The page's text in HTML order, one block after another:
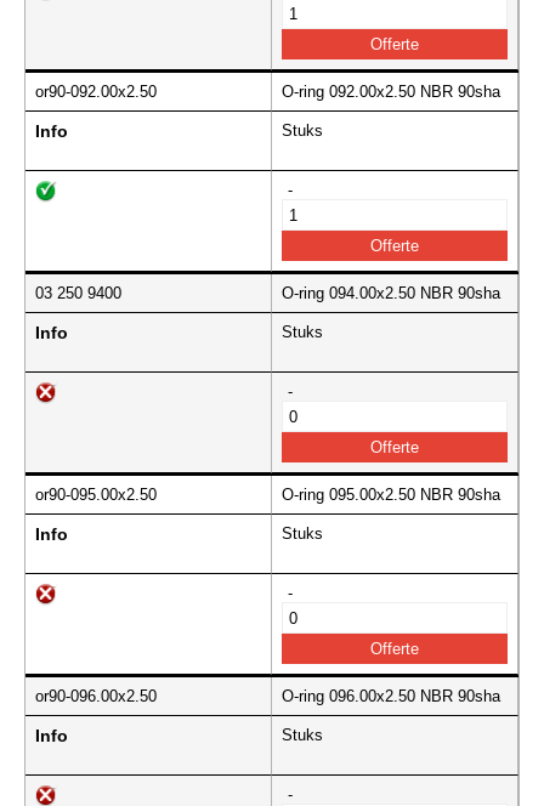
or90-092.00x2.50 O-ring 092.00x2.50 NBR 90sha
Info Stuks
-
03 250 9400 O-ring 094.00x2.50 NBR 90sha
Info Stuks
-
or90-095.00x2.50 O-ring 095.00x2.50 NBR 90sha
Info Stuks
-
or90-096.00x2.50 O-ring 096.00x2.50 NBR 90sha
Info Stuks
-